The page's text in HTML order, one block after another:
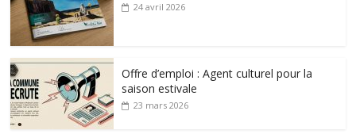
24 avril 2026
Offre d’emploi : Agent culturel pour la
saison estivale
23 mars 2026